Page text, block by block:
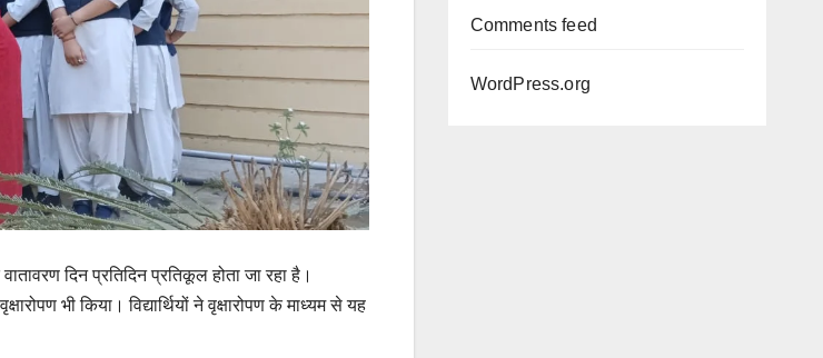
दिन प्रतिदिन प्रतिकूल होता जा रहा है।
भी किया। विद्यार्थियों ने वृक्षारोपण के माध्यम से यह
Comments feed
WordPress.org